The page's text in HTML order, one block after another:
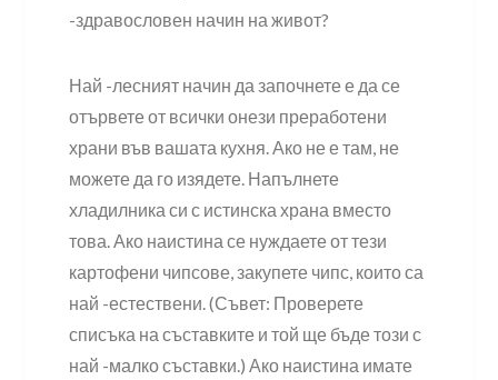
-здравословен начин на живот?
Най -лесният начин да започнете е да се
отървете от всички онези преработени
храни във вашата кухня. Ако не е там, не
можете да го изядете. Напълнете
хладилника си с истинска храна вместо
това. Ако наистина се нуждаете от тези
картофени чипсове, закупете чипс, които са
най -естествени. (Съвет: Проверете
списъка на съставките и той ще бъде този с
най -малко съставки.) Ако наистина имате